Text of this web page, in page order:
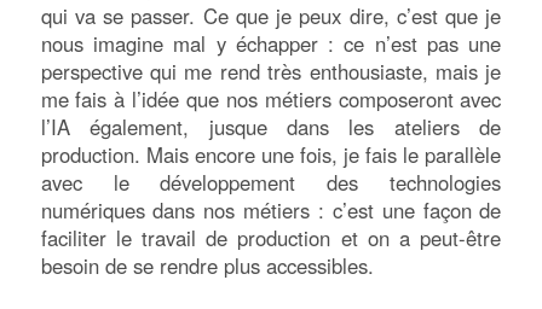
qui va se passer. Ce que je peux dire, c’est que je
nous imagine mal y échapper : ce n’est pas une
perspective qui me rend très enthousiaste, mais je
me fais à l’idée que nos métiers composeront avec
l’IA également, jusque dans les ateliers de
production. Mais encore une fois, je fais le parallèle
avec le développement des technologies
numériques dans nos métiers : c’est une façon de
faciliter le travail de production et on a peut-être
besoin de se rendre plus accessibles.